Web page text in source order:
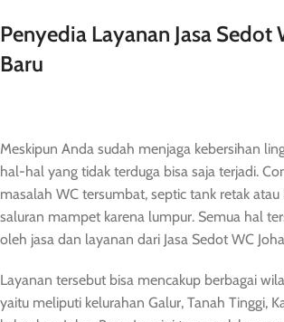
Penyedia Layanan Jasa Sedot
Baru
Meskipun Anda sudah menjaga kebersihan
hal-hal yang tidak terduga bisa saja terjadi.
masalah WC tersumbat, septic tank retak atau
saluran mampet karena lumpur. Semua hal
oleh jasa dan layanan dari Jasa Sedot WC
Layanan tersebut bisa mencakup berbagai
yaitu meliputi kelurahan Galur, Tanah Tinggi,